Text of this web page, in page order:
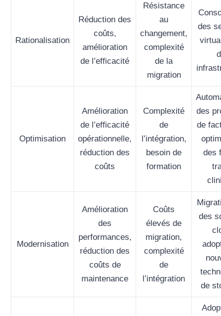
Rationalisation
Réduction des
coûts,
amélioration
de l’efficacité
Résistance
au
changement,
complexité
de la
migration
des
Optimisation
Amélioration
de l’efficacité
opérationnelle,
réduction des
coûts
Complexité
de
l’intégration,
besoin de
formation
des
de
des
Modernisation
Amélioration
des
performances,
réduction des
coûts de
maintenance
Coûts
élevés de
migration,
complexité
de
l’intégration
des
de